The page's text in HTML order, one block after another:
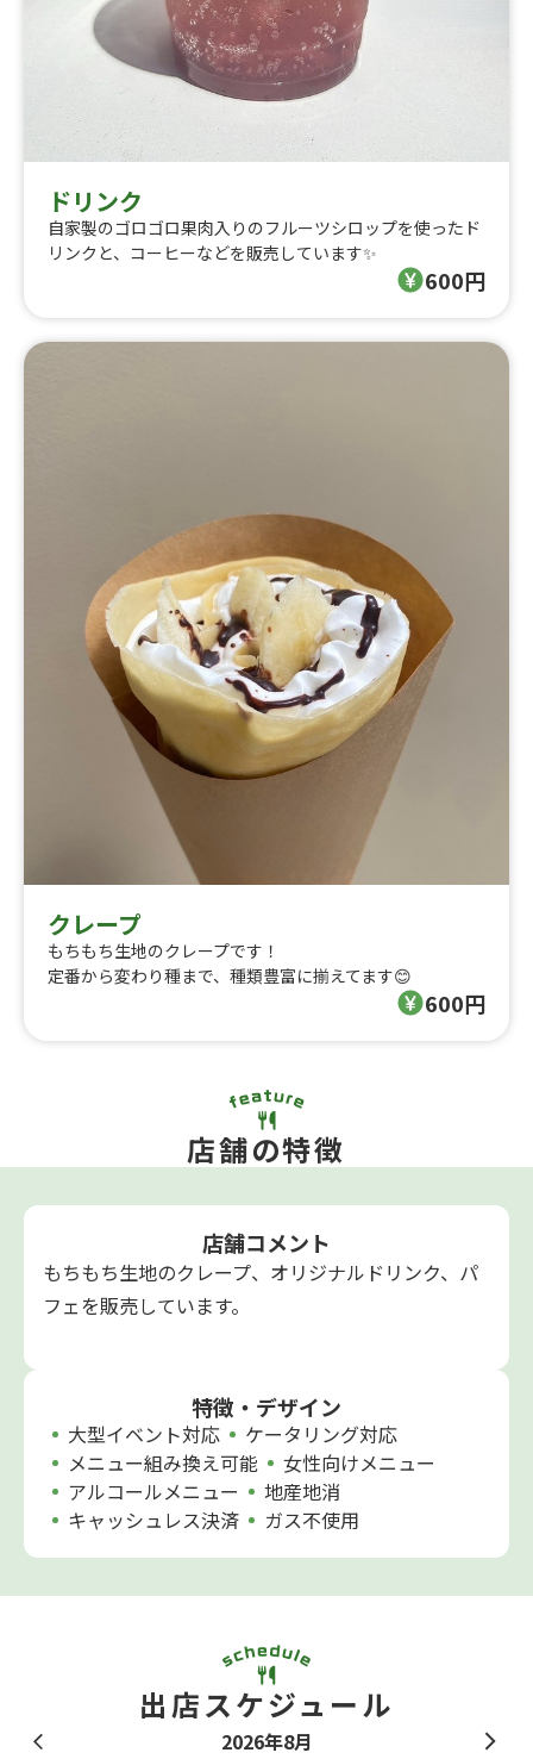
ドリンク
自家製のゴロゴロ果肉入りのフルーツシロップを使ったド
リンクと、コーヒーなどを販売しています✨
600円
クレープ
もちもち生地のクレープです！
定番から変わり種まで、種類豊富に揃えてます😊
600円
店舗の特徴
店舗コメント
もちもち生地のクレープ、オリジナルドリンク、パ
フェを販売しています。
特徴・デザイン
大型イベント対応
ケータリング対応
メニュー組み換え可能
女性向けメニュー
アルコールメニュー
地産地消
キャッシュレス決済
ガス不使用
出店スケジュール
2026年8月